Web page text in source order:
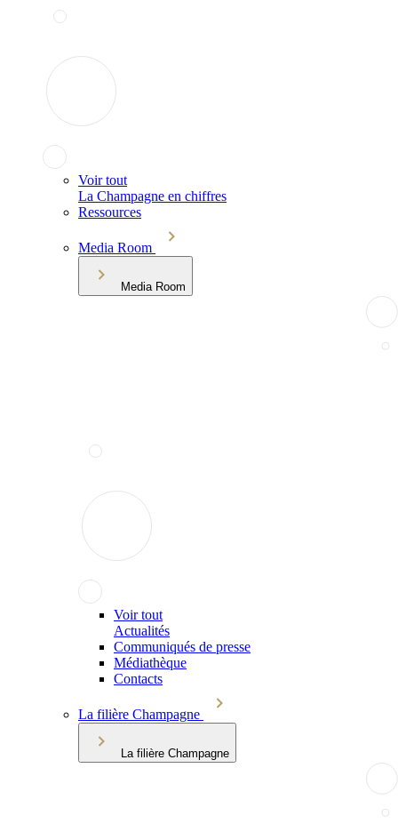
Voir tout
La Champagne en chiffres
Ressources
Media Room
Media Room
Voir tout
Actualités
Communiqués de presse
Médiathèque
Contacts
La filière Champagne
La filière Champagne